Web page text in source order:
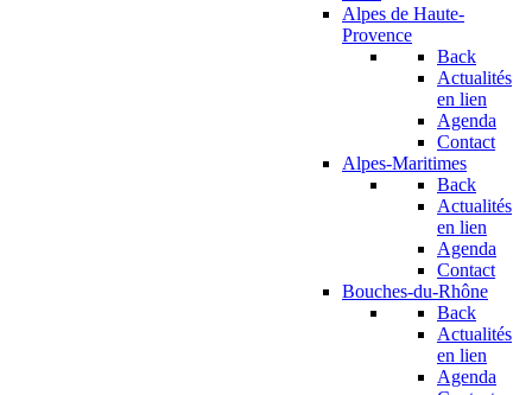
Alpes de Haute-
Provence
Back
Actualités
en lien
Agenda
Contact
Alpes-Maritimes
Back
Actualités
en lien
Agenda
Contact
Bouches-du-Rhône
Back
Actualités
en lien
Agenda